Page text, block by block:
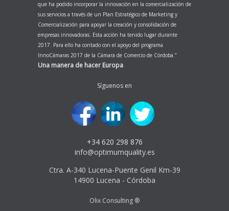
que ha podido incorporar la innovación en la comercialización de
sus servicios a través de un Plan Estratégico de Marketing y
Comercialización para apoyar la creación y consolidación de
empresas innovadoras. Esta acción ha tenido lugar durante
2017. Para ello ha contado con el apoyo del programa
InnoCámaras 2017 de la Cámara de Comercio de Córdoba.’’
Una manera de hacer Europa
Síguenos en
+34 620 298 876
info@optimumquality.es
Ctra. A-340 Lucena-Puente Genil Km-39
14900 Lucena - Córdoba
Olix Consulting ®